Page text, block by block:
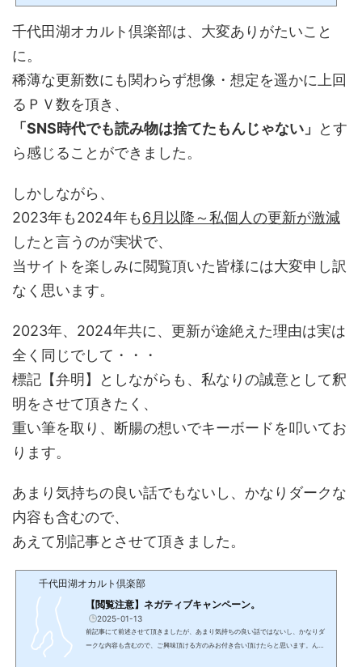
千代田湖オカルト倶楽部は、大変ありがたいこと
に。
稀薄な更新数にも関わらず想像・想定を遥かに上回
るＰＶ数を頂き、
「SNS時代でも読み物は捨てたもんじゃない」
とす
ら感じることができました。
しかしながら、
2023年も2024年も6月以降～私個人の更新が激減
したと言うのが実状で、
当サイトを楽しみに閲覧頂いた皆様には大変申し訳
なく思います。
2023年、2024年共に、更新が途絶えた理由は実は
全く同じでして・・・
標記【弁明】としながらも、私なりの誠意として釈
明をさせて頂きたく、
重い筆を取り、断腸の想いでキーボードを叩いてお
ります。
あまり気持ちの良い話でもないし、かなりダークな
内容も含むので、
あえて別記事とさせて頂きました。
千代田湖オカルト倶楽部
【閲覧注意】ネガティブキャンペーン。
2025-01-13
前記事にて前述させて頂きましたが、あまり気持ちの良い話ではないし、かなりダ
ークな内容も含むので、ご興味頂ける方のみお付き合い頂けたらと思います。ん